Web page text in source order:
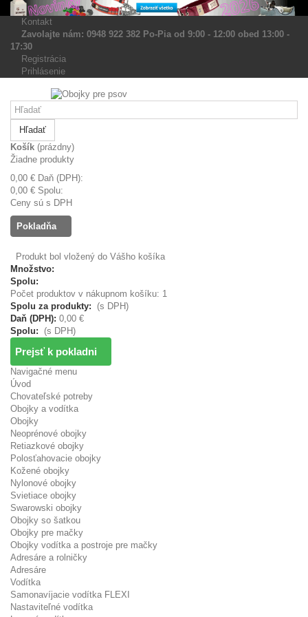
Kontakt
Zavolajte nám: 0948 922 382 Po-Pia od 9:00 - 12:00 obed 13:00 -
17:30
Registrácia
Prihlásenie
Hľadať
Košík (prázdny)
Žiadne produkty
0,00 € Daň (DPH):
0,00 € Spolu:
Ceny sú s DPH
Pokladňa
Produkt bol vložený do Vášho košíka
Množstvo:
Spolu:
Počet produktov v nákupnom košíku: 1
Spolu za produkty:
(s DPH)
Daň (DPH): 0,00 €
Spolu:
(s DPH)
Prejsť k pokladni
Navigačné menu
Úvod
Chovateľské potreby
Obojky a vodítka
Obojky
Neoprénové obojky
Retiazkové obojky
Polosťahovacie obojky
Kožené obojky
Nylonové obojky
Svietiace obojky
Swarowski obojky
Obojky so šatkou
Obojky pre mačky
Obojky vodítka a postroje pre mačky
Adresáre a rolničky
Adresáre
Vodítka
Samonavíjacie vodítka FLEXI
Nastaviteľné vodítka